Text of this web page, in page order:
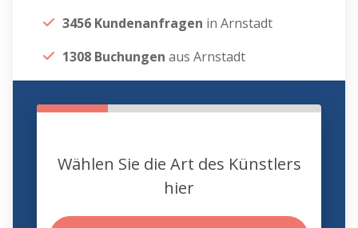
3456 Kundenanfragen in Arnstadt
1308 Buchungen aus Arnstadt
Wählen Sie die Art des Künstlers
hier